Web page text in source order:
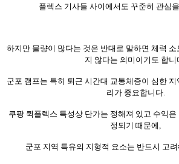
플렉스 기사들 사이에서도 꾸준히 관심
하지만 물량이 많다는 것은 반대로 말하면 체력 소
지 않다는 의미이기도 합니
군포 캠프는 특히 퇴근 시간대 교통체증이 심한
리가 중요합니다.
쿠팡 퀵플렉스 특성상 단가는 정해져 있고 수익
정되기 때문에,
군포 지역 특유의 지형적 요소는 반드시 고